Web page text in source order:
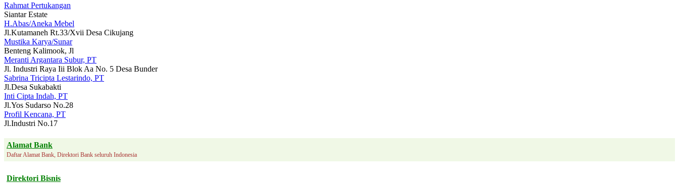
Rahmat Pertukangan
Siantar Estate
H.Abas/Aneka Mebel
Jl.Kutamaneh Rt.33/Xvii Desa Cikujang
Mustika Karya/Sunar
Benteng Kalimook, Jl
Meranti Argantara Subur, PT
Jl. Industri Raya Iii Blok Aa No. 5 Desa Bunder
Sabrina Tricipta Lestarindo, PT
Jl.Desa Sukabakti
Inti Cipta Indah, PT
Jl.Yos Sudarso No.28
Profil Kencana, PT
Jl.Industri No.17
Alamat Bank
Daftar Alamat Bank, Direktori Bank seluruh Indonesia
Direktori Bisnis